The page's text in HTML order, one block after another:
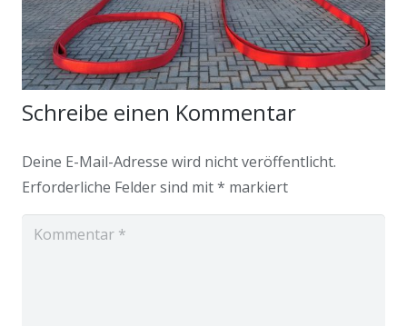
Schreibe einen Kommentar
Deine E-Mail-Adresse wird nicht veröffentlicht.
Erforderliche Felder sind mit* markiert